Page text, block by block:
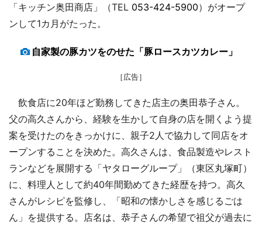
「キッチン奥田商店」（TEL 053-424-5900）がオープ
ンして1カ月がたった。
自家製の豚カツをのせた「豚ロースカツカレー」
［広告］
飲食店に20年ほど勤務してきた店主の奥田恭子さん。
父の高久さんから、経験を生かして自身の店を開くよう提
案を受けたのをきっかけに、親子2人で協力して同店をオ
ープンすることを決めた。高久さんは、食品製造やレスト
ランなどを展開する「ヤタローグループ」（東区丸塚町）
に、料理人として約40年間勤めてきた経歴を持つ。高久
さんがレシピを監修し、「昭和の懐かしさを感じるごは
ん」を提供する。店名は、恭子さんの希望で祖父が過去に